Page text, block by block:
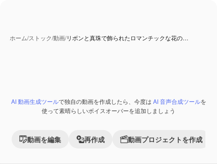
ホーム/ストック/動画/リボンと真珠で飾られたロマンチックな花の…
Premium
AI 動画生成ツールで独自の動画を作成したら、今度は AI 音声合成ツールを
使って素晴らしいボイスオーバーを追加しましょう
動画を編集 再作成 動画プロジェクトを作成